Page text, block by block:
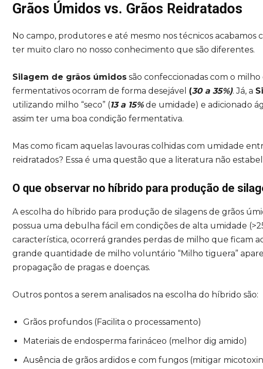
Grãos Úmidos vs. Grãos Reidratados
No campo, produtores e até mesmo nos técnicos
ter muito claro no nosso conhecimento que são diferentes.
Silagem de grãos úmidos são confeccionadas com o
fermentativos ocorram de forma desejável (30 a 35%). Já, a
utilizando milho “seco” (13 a 15%de umidade) e adicionado
assim ter uma boa condição fermentativa.
Mas como ficam aquelas lavouras colhidas com umidade
reidratados? Essa é uma questão que a literatura não
O que observar no híbrido para produção de
A escolha do híbrido para produção de silagens de grãos
possua uma debulha fácil em condições de alta umidade
característica, ocorrerá grandes perdas de milho que ficam
grande quantidade de milho voluntário “Milho tiguera”
propagação de pragas e doenças.
Outros pontos a serem analisados na escolha do híbrido são:
Grãos profundos (Facilita o processamento)
Materiais de endosperma farináceo (melhor dig amido)
Ausência de grãos ardidos e com fungos (mitigar